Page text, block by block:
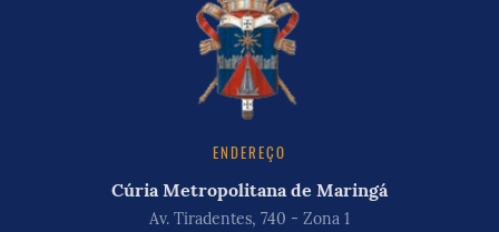
ENDEREÇO
Cúria Metropolitana de Maringá
Av. Tiradentes, 740 - Zona 1